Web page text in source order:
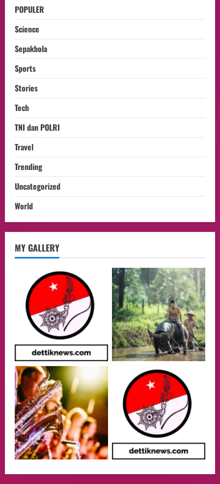
POPULER
Science
Sepakbola
Sports
Stories
Tech
TNI dan POLRI
Travel
Trending
Uncategorized
World
MY GALLERY
lembaga investor, Berorientasi Untuk
Meningkatkan SDM
05/08/2026
3
Health
Aliyuddin: Anak Indonesia di Luar Negeri
Harus Berprestasi, Berkarakter, dan
Menjaga Nama Baik Bangsa
05/08/2026
4
Putusan Diundur Lagi, Pernyataan
Hakim pada Sidang Sebelumnya Jadi
Sorotan
05/08/2026
5
Politik
Presiden Prabowo dan PM Thailand
Sepakat Perkuat Stabilitas ketahan
Kedua Negara.